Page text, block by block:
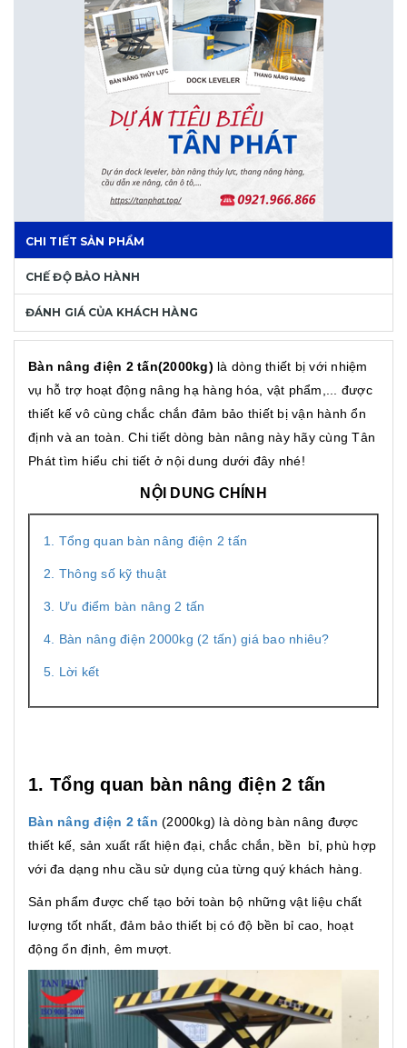
CHI TIẾT SẢN PHẨM
CHẾ ĐỘ BẢO HÀNH
ĐÁNH GIÁ CỦA KHÁCH HÀNG
Bàn nâng điện 2 tấn(2000kg) là dòng thiết bị với nhiệm
vụ hỗ trợ hoạt động nâng hạ hàng hóa, vật phẩm,... được
thiết kế vô cùng chắc chắn đảm bảo thiết bị vận hành ổn
định và an toàn. Chi tiết dòng bàn nâng này hãy cùng Tân
Phát tìm hiểu chi tiết ở nội dung dưới đây nhé!
NỘI DUNG CHÍNH
1. Tổng quan bàn nâng điện 2 tấn
2. Thông số kỹ thuật
3. Ưu điểm bàn nâng 2 tấn
4. Bàn nâng điện 2000kg (2 tấn) giá bao nhiêu?
5. Lời kết
1. Tổng quan bàn nâng điện 2 tấn
Bàn nâng điện 2 tấn (2000kg) là dòng bàn nâng được
thiết kế, sản xuất rất hiện đại, chắc chắn, bền bỉ, phù hợp
với đa dạng nhu cầu sử dụng của từng quý khách hàng.
Sản phẩm được chế tạo bởi toàn bộ những vật liệu chất
lượng tốt nhất, đảm bảo thiết bị có độ bền bỉ cao, hoạt
động ổn định, êm mượt.